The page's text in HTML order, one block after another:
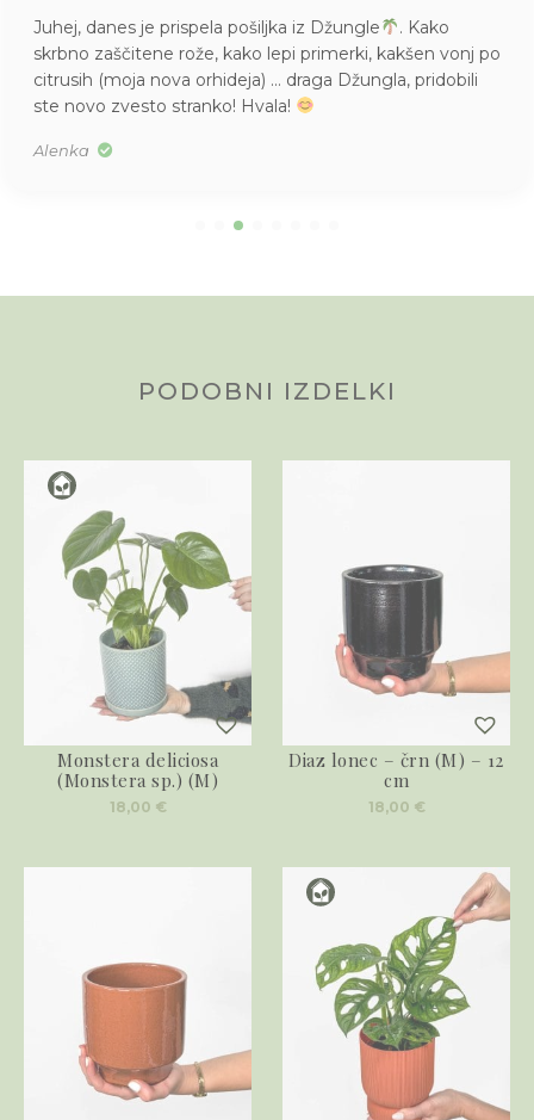
Juhej, danes je prispela pošiljka iz Džungle
. Kako
skrbno zaščitene rože, kako lepi primerki, kakšen vonj po
citrusih (moja nova orhideja) … draga Džungla, pridobili
ste novo zvesto stranko! Hvala!
Alenka
PODOBNI IZDELKI
Monstera deliciosa
(Monstera sp.) (M)
18,00 €
Diaz lonec – črn (M) – 12
cm
18,00 €